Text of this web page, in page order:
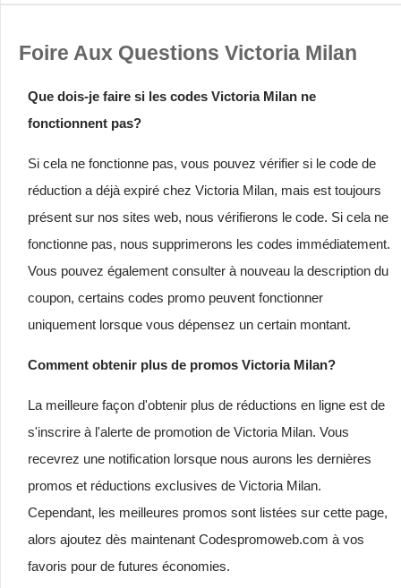
Foire Aux Questions Victoria Milan
Que dois-je faire si les codes Victoria Milan ne
fonctionnent pas?
Si cela ne fonctionne pas, vous pouvez vérifier si le code de
réduction a déjà expiré chez Victoria Milan, mais est toujours
présent sur nos sites web, nous vérifierons le code. Si cela ne
fonctionne pas, nous supprimerons les codes immédiatement.
Vous pouvez également consulter à nouveau la description du
coupon, certains codes promo peuvent fonctionner
uniquement lorsque vous dépensez un certain montant.
Comment obtenir plus de promos Victoria Milan?
La meilleure façon d'obtenir plus de réductions en ligne est de
s'inscrire à l'alerte de promotion de Victoria Milan. Vous
recevrez une notification lorsque nous aurons les dernières
promos et réductions exclusives de Victoria Milan.
Cependant, les meilleures promos sont listées sur cette page,
alors ajoutez dès maintenant Codespromoweb.com à vos
favoris pour de futures économies.